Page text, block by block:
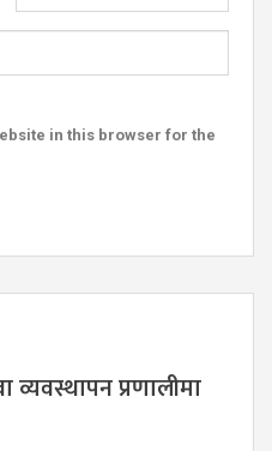
in this browser for the
प्रणालीमा